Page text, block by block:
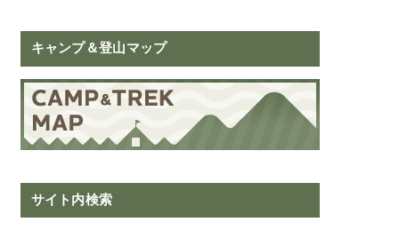
キャンプ＆登山マップ
サイト内検索